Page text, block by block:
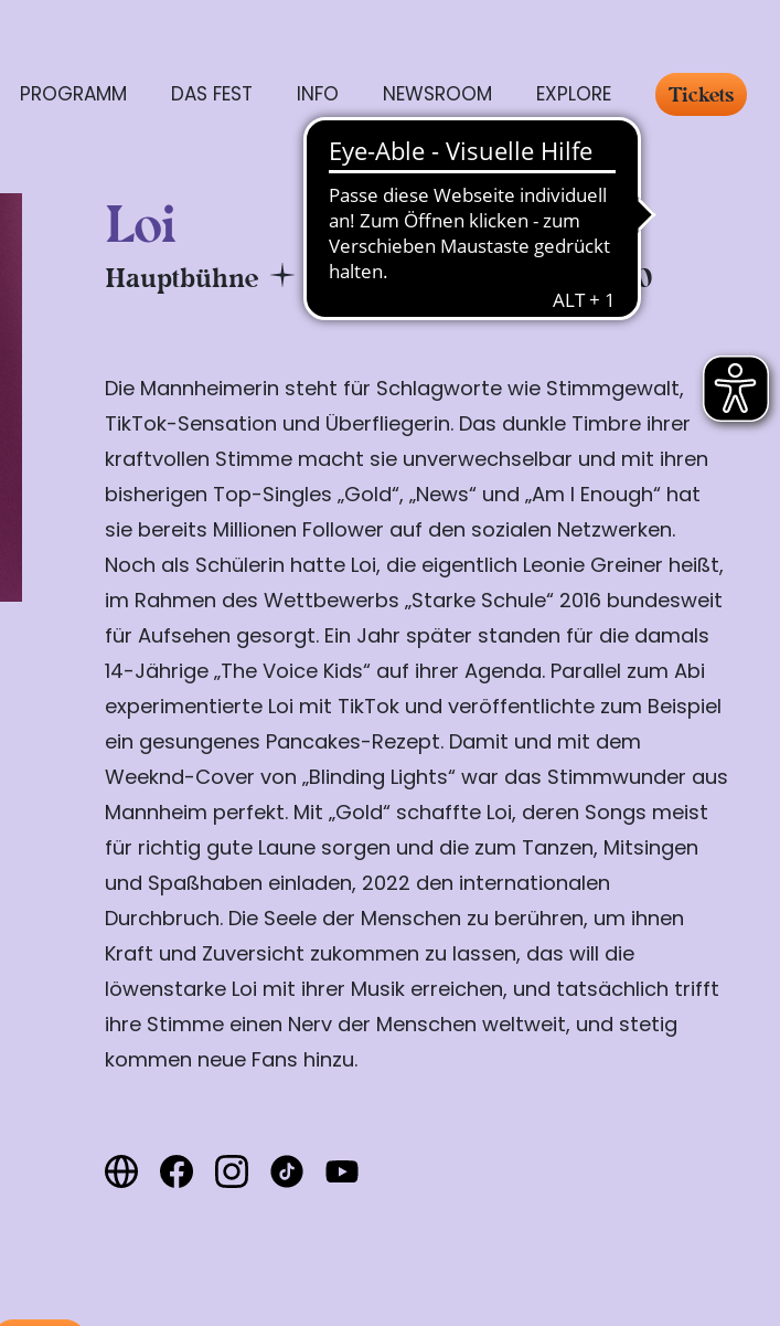
PROGRAMM DAS FEST INFO NEWSROOM EXPLORE Tickets
Loi
Hauptbühne Donnerstag, 23.07. 19:00
Die Mannheimerin steht für Schlagworte wie Stimmgewalt,
TikTok-Sensation und Überfliegerin. Das dunkle Timbre ihrer
kraftvollen Stimme macht sie unverwechselbar und mit ihren
bisherigen Top-Singles „Gold“, „News“ und „Am I Enough“ hat
sie bereits Millionen Follower auf den sozialen Netzwerken.
Noch als Schülerin hatte Loi, die eigentlich Leonie Greiner heißt,
im Rahmen des Wettbewerbs „Starke Schule“ 2016 bundesweit
für Aufsehen gesorgt. Ein Jahr später standen für die damals
14-Jährige „The Voice Kids“ auf ihrer Agenda. Parallel zum Abi
experimentierte Loi mit TikTok und veröffentlichte zum Beispiel
ein gesungenes Pancakes-Rezept. Damit und mit dem
Weeknd-Cover von „Blinding Lights“ war das Stimmwunder aus
Mannheim perfekt. Mit „Gold“ schaffte Loi, deren Songs meist
für richtig gute Laune sorgen und die zum Tanzen, Mitsingen
und Spaßhaben einladen, 2022 den internationalen
Durchbruch. Die Seele der Menschen zu berühren, um ihnen
Kraft und Zuversicht zukommen zu lassen, das will die
löwenstarke Loi mit ihrer Musik erreichen, und tatsächlich trifft
ihre Stimme einen Nerv der Menschen weltweit, und stetig
kommen neue Fans hinzu.